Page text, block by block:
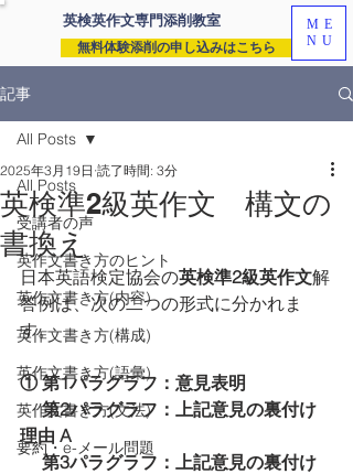
英検英作文専門添削教室
無料体験添削の申し込みはこちら
ME
NU
記事
All Posts
受講者の声
英作文書き方のヒント
英作文書き方(内容)
英作文書き方(構成)
英作文書き方(語彙)
英作文書き方(文法)
要約・e-メール問題
All Posts
英検準2級英作文 構文の
書換え
2025年3月19日 読了時間: 3分
日本英語検定協会の英検準2級英作文解
答例は、次の二つの形式に分かれま
す。
① 第1パラグラフ：意見表明
第2パラグラフ：上記意見の裏付け
理由 A
     第3パラグラフ：上記意見の裏付け